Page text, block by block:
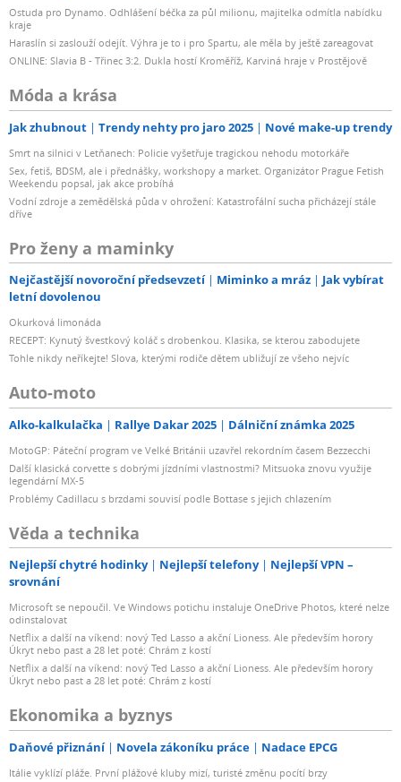
Ostuda pro Dynamo. Odhlášení béčka za půl milionu, majitelka odmítla nabídku
kraje
Haraslín si zaslouží odejít. Výhra je to i pro Spartu, ale měla by ještě zareagovat
ONLINE: Slavia B - Třinec 3:2. Dukla hostí Kroměříž, Karviná hraje v Prostějově
Móda a krása
Jak zhubnout Trendy nehty pro jaro 2025 Nové make-up trendy
Smrt na silnici v Letňanech: Policie vyšetřuje tragickou nehodu motorkáře
Sex, fetiš, BDSM, ale i přednášky, workshopy a market. Organizátor Prague Fetish
Weekendu popsal, jak akce probíhá
Vodní zdroje a zemědělská půda v ohrožení: Katastrofální sucha přicházejí stále
dříve
Pro ženy a maminky
Nejčastější novoroční předsevzetí Miminko a mráz
Jak vybírat
letní dovolenou
Okurková limonáda
RECEPT: Kynutý švestkový koláč s drobenkou. Klasika, se kterou zabodujete
Tohle nikdy neříkejte! Slova, kterými rodiče dětem ubližují ze všeho nejvíc
Auto-moto
Alko-kalkulačka Rallye Dakar 2025 Dálniční známka 2025
MotoGP: Páteční program ve Velké Británii uzavřel rekordním časem Bezzecchi
Další klasická corvette s dobrými jízdními vlastnostmi? Mitsuoka znovu využije
legendární MX-5
Problémy Cadillacu s brzdami souvisí podle Bottase s jejich chlazením
Věda a technika
Nejlepší chytré hodinky Nejlepší telefony
Nejlepší VPN –
srovnání
Microsoft se nepoučil. Ve Windows potichu instaluje OneDrive Photos, které nelze
odinstalovat
Netflix a další na víkend: nový Ted Lasso a akční Lioness. Ale především horory
Úkryt nebo past a 28 let poté: Chrám z kostí
Netflix a další na víkend: nový Ted Lasso a akční Lioness. Ale především horory
Úkryt nebo past a 28 let poté: Chrám z kostí
Ekonomika a byznys
Daňové přiznání Novela zákoníku práce Nadace EPCG
Itálie vyklízí pláže. První plážové kluby mizí, turisté změnu pocítí brzy